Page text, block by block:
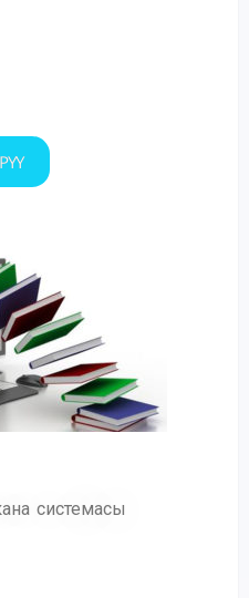
системасы